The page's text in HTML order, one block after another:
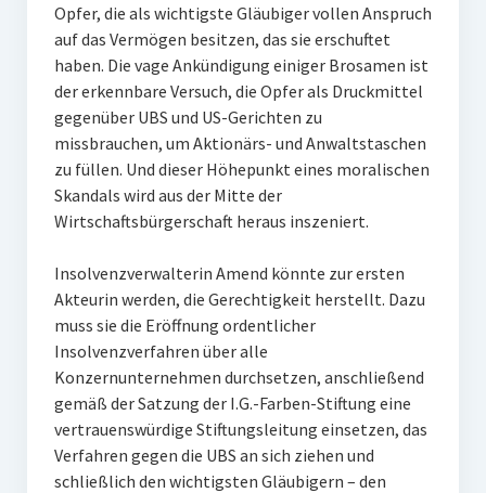
Opfer, die als wichtigste Gläubiger vollen Anspruch
auf das Vermögen besitzen, das sie erschuftet
haben. Die vage Ankündigung einiger Brosamen ist
der erkennbare Versuch, die Opfer als Druckmittel
gegenüber UBS und US-Gerichten zu
missbrauchen, um Aktionärs- und Anwaltstaschen
zu füllen. Und dieser Höhepunkt eines moralischen
Skandals wird aus der Mitte der
Wirtschaftsbürgerschaft heraus inszeniert.
Insolvenzverwalterin Amend könnte zur ersten
Akteurin werden, die Gerechtigkeit herstellt. Dazu
muss sie die Eröffnung ordentlicher
Insolvenzverfahren über alle
Konzernunternehmen durchsetzen, anschließend
gemäß der Satzung der I.G.-Farben-Stiftung eine
vertrauenswürdige Stiftungsleitung einsetzen, das
Verfahren gegen die UBS an sich ziehen und
schließlich den wichtigsten Gläubigern – den